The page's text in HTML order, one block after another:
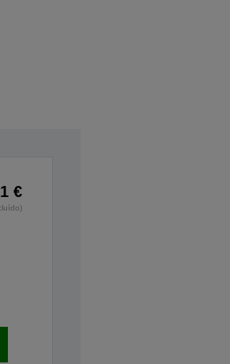
€